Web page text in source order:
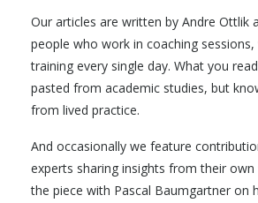
Our articles are written by Andre Ottlik
people who work in coaching
training every single day. What you
pasted from academic studies, but
from lived practice.
And occasionally we feature
experts sharing insights from their own
the piece with Pascal Baumgartner on